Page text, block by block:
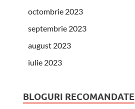
octombrie 2023
septembrie 2023
august 2023
iulie 2023
BLOGURI RECOMANDATE